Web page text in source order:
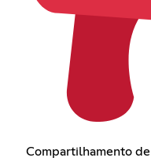
Compartilhamento